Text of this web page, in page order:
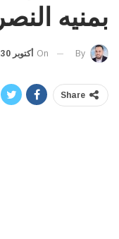
بمنيه النصر
By
On أكتوبر 30, 2016
Share